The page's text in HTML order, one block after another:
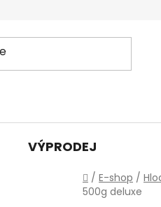
VÝPRODEJ
Domů
/ E-shop /
500g deluxe